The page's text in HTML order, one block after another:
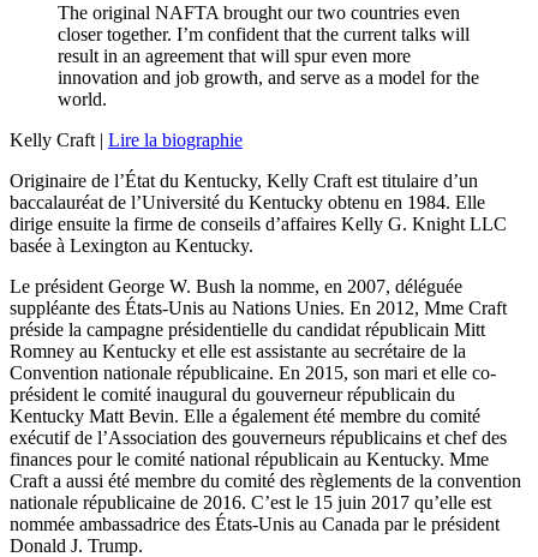
The original NAFTA brought our two countries even
closer together. I’m confident that the current talks will
result in an agreement that will spur even more
innovation and job growth, and serve as a model for the
world.
Kelly Craft | Lire la biographie
Originaire de l’État du Kentucky, Kelly Craft est titulaire d’un
baccalauréat de l’Université du Kentucky obtenu en 1984. Elle
dirige ensuite la firme de conseils d’affaires Kelly G. Knight LLC
basée à Lexington au Kentucky.
Le président George W. Bush la nomme, en 2007, déléguée
suppléante des États-Unis au Nations Unies. En 2012, Mme Craft
préside la campagne présidentielle du candidat républicain Mitt
Romney au Kentucky et elle est assistante au secrétaire de la
Convention nationale républicaine. En 2015, son mari et elle co-
président le comité inaugural du gouverneur républicain du
Kentucky Matt Bevin. Elle a également été membre du comité
exécutif de l’Association des gouverneurs républicains et chef des
finances pour le comité national républicain au Kentucky. Mme
Craft a aussi été membre du comité des règlements de la convention
nationale républicaine de 2016. C’est le 15 juin 2017 qu’elle est
nommée ambassadrice des États-Unis au Canada par le président
Donald J. Trump.